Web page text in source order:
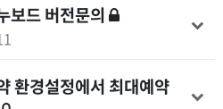
보드 버전문의
환경설정에서 최대예약